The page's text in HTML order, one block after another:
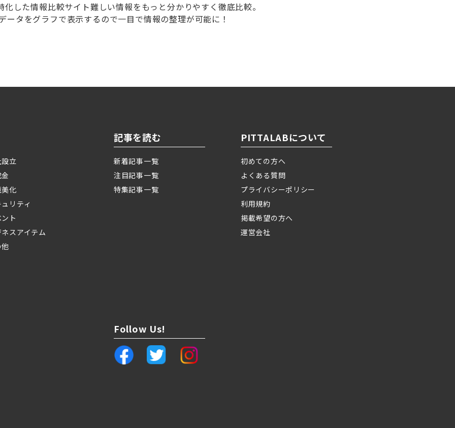
した情報比較サイト難しい情報をもっと分かりやすく徹底比較。
ータをグラフで表示するので一目で情報の整理が可能に！
立
化
リティ
ト
スアイテム
記事を読む
新着記事一覧
注目記事一覧
特集記事一覧
PITTALABについて
初めての方へ
よくある質問
プライバシーポリシー
利用規約
掲載希望の方へ
運営会社
Follow Us!